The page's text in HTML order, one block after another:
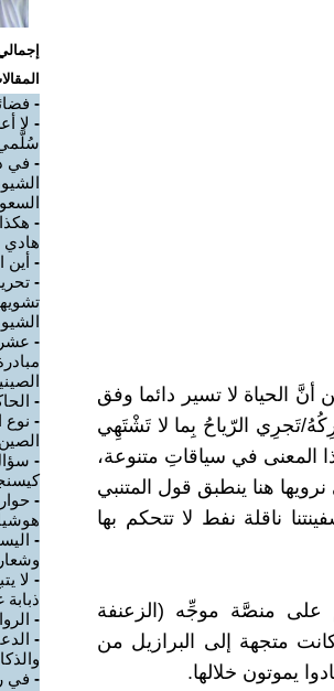
الحياة لا تسير دائما وفق
تَجرِي الرّياحُ بِما لا تَشْتَهِي
المعنى في سياقاتِ متنوعة،
نرويها هنا ينطبق قول المتنبي
ناقلة نفط لا تتحكم بها
على منصَّة موجِّه (الزعنفة
متجهة إلى البرازيل من
يموتون خلالها.
إجمالي
-
- لا
سُلَّمي
- في
-
هادي
- أين
-
-
-
- نوع
الصين
-
-
-
- لا
ذبابة
-
-
- في